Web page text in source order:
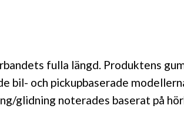
fulla längd. Produktens
bil- och pickupbaserade
glidning noterades baserat på